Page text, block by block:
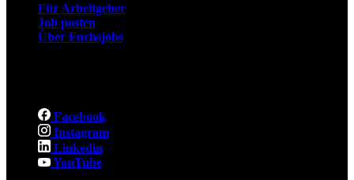
Für Arbeitgeber
Job posten
Über Fuchsjobs
Facebook
Instagram
Linkedin
YouTube